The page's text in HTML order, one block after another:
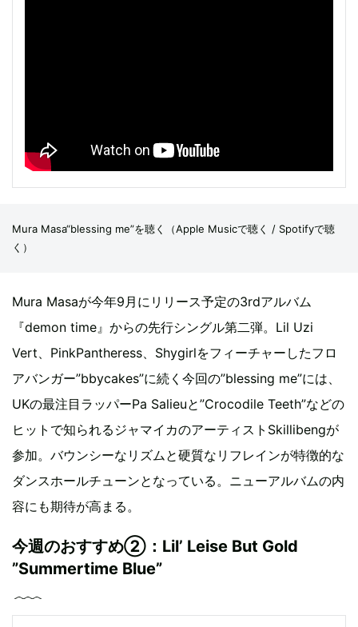
Mura Masa“blessing me”を聴く（Apple Musicで聴く / Spotifyで聴
く ）
Mura Masaが今年9月にリリース予定の3rdアルバム
『demon time』からの先行シングル第二弾。Lil Uzi
Vert、PinkPantheress、Shygirlをフィーチャーしたフロ
アバンガー”bbycakes”に続く今回の”blessing me”には、
UKの最注目ラッパーPa Salieuと”Crocodile Teeth”などの
ヒットで知られるジャマイカのアーティストSkillibengが
参加。バウンシーなリズムと硬質なリフレインが特徴的な
ダンスホールチューンとなっている。ニューアルバムの内
容にも期待が高まる。
今週のおすすめ②：Lil’ Leise But Gold
”Summertime Blue”